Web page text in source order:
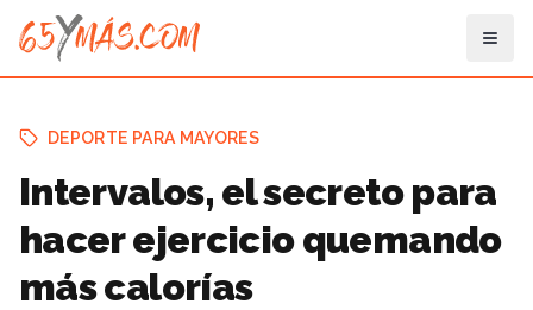
DEPORTE PARA MAYORES
Intervalos, el secreto para
hacer ejercicio quemando
más calorías